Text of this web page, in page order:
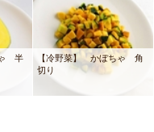
半
【冷野菜】 かぼちゃ 角
切り